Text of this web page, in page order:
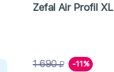
Zefal Air Profil XL
1 690 -11%